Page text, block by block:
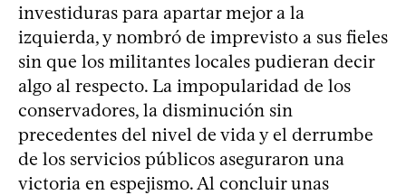
investiduras para apartar mejor a la
izquierda, y nombró de imprevisto a sus fieles
sin que los militantes locales pudieran decir
algo al respecto. La impopularidad de los
conservadores, la disminución sin
precedentes del nivel de vida y el derrumbe
de los servicios públicos aseguraron una
victoria en espejismo. Al concluir unas